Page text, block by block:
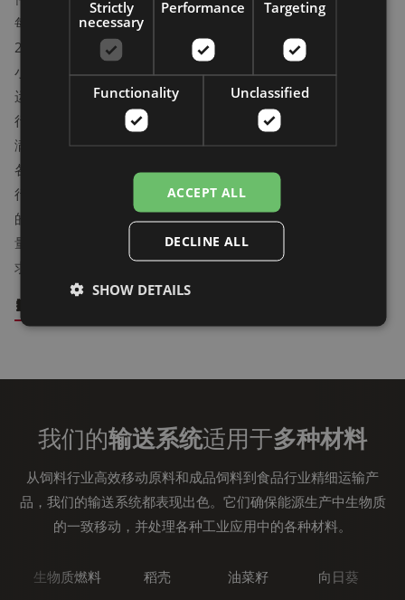
每天
24
小时
运
行，
满足
各个
行业
的产
量要
求。
探索所有解决方案
我们的输送系统适用于多种材料
从饲料行业高效移动原料和成品饲料到食品行业精细运输产
品，我们的输送系统都表现出色。它们确保能源生产中生物质
的一致移动，并处理各种工业应用中的各种材料。
生物质燃料 稻壳 油菜籽 向日葵
Strictly
necessary
Performance Targeting
Functionality Unclassified
ACCEPT ALL
DECLINE ALL
SHOW DETAILS